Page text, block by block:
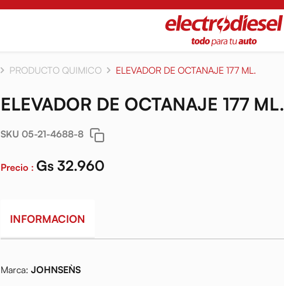
PRODUCTO QUIMICO ELEVADOR DE OCTANAJE 177 ML.
ELEVADOR DE OCTANAJE 177 ML.
SKU 05-21-4688-8
Precio : Gs 32.960
INFORMACION
Marca: JOHNSEN`S